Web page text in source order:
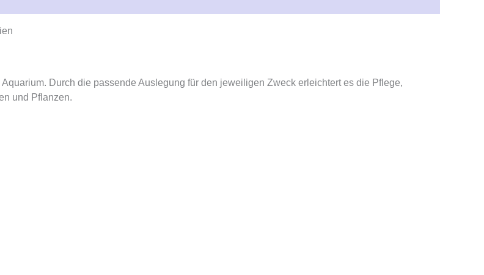
Durch die passende Auslegung für den jeweiligen Zweck erleichtert es die Pflege,
und Pflanzen.